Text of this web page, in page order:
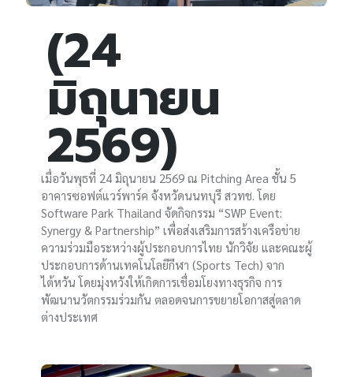
(24
มิถุนายน
2569)
เมื่อวันพุธที่ 24 มิถุนายน 2569 ณ Pitching Area ชั้น 5
อาคารซอฟต์แวร์พาร์ค จังหวัดนนทบุรี สวทช. โดย
Software Park Thailand จัดกิจกรรม “SWP Event:
Synergy & Partnership” เพื่อส่งเสริมการสร้างเครือข่าย
ความร่วมมือระหว่างผู้ประกอบการไทย นักวิจัย และคณะผู้
ประกอบการด้านเทคโนโลยีกีฬา (Sports Tech) จาก
ไต้หวัน โดยมุ่งหวังให้เกิดการเชื่อมโยงทางธุรกิจ การ
พัฒนานวัตกรรมร่วมกัน ตลอดจนการขยายโอกาสสู่ตลาด
ต่างประเทศ